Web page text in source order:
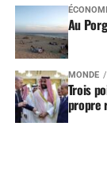
Au
MONDE
Trois
propre